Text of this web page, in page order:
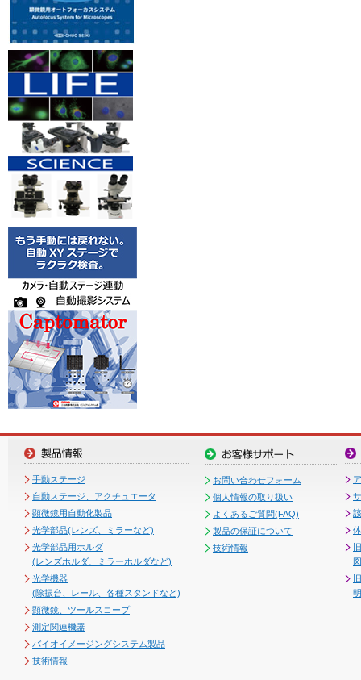
手動ステージ
自動ステージ、アクチュエータ
顕微鏡用自動化製品
光学部品(レンズ、ミラーなど)
光学部品用ホルダ
(レンズホルダ、ミラーホルダなど)
光学機器
(除振台、レール、各種スタンドなど)
顕微鏡、ツールスコープ
測定関連機器
バイオイメージングシステム製品
技術情報
お問い合わせフォーム
個人情報の取り扱い
よくあるご質問(FAQ)
製品の保証について
技術情報